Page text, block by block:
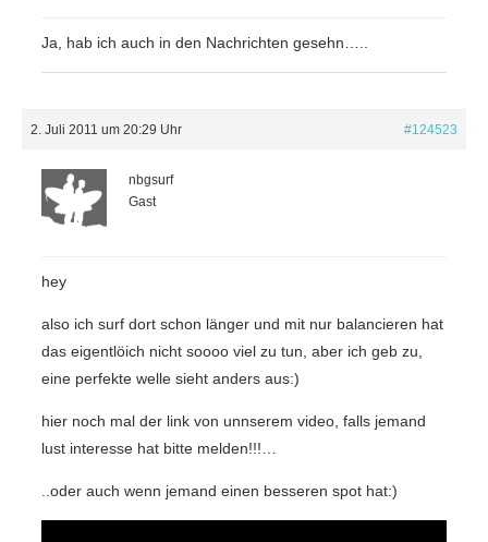
Ja, hab ich auch in den Nachrichten gesehn…..
2. Juli 2011 um 20:29 Uhr #124523
nbgsurf
Gast
hey
also ich surf dort schon länger und mit nur balancieren hat
das eigentlöich nicht soooo viel zu tun, aber ich geb zu,
eine perfekte welle sieht anders aus:)
hier noch mal der link von unnserem video, falls jemand
lust interesse hat bitte melden!!!…
..oder auch wenn jemand einen besseren spot hat:)